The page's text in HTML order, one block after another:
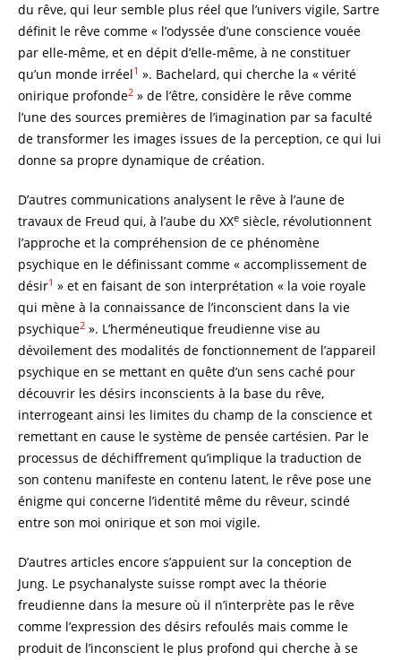
du rêve, qui leur semble plus réel que l’univers vigile, Sartre
définit le rêve comme « l’odyssée d’une conscience vouée
par elle-même, et en dépit d’elle-même, à ne constituer
qu’un monde irréel1 ». Bachelard, qui cherche la « vérité
onirique profonde2» de l’être, considère le rêve comme
l’une des sources premières de l’imagination par sa faculté
de transformer les images issues de la perception, ce qui lui
donne sa propre dynamique de création.
D’autres communications analysent le rêve à l’aune de
travaux de Freud qui, à l’aube du XXesiècle, révolutionnent
l’approche et la compréhension de ce phénomène
psychique en le définissant comme « accomplissement de
désir1 » et en faisant de son interprétation « la voie royale
qui mène à la connaissance de l’inconscient dans la vie
psychique2». L’herméneutique freudienne vise au
dévoilement des modalités de fonctionnement de l’appareil
psychique en se mettant en quête d’un sens caché pour
découvrir les désirs inconscients à la base du rêve,
interrogeant ainsi les limites du champ de la conscience et
remettant en cause le système de pensée cartésien. Par le
processus de déchiffrement qu’implique la traduction de
son contenu manifeste en contenu latent, le rêve pose une
énigme qui concerne l’identité même du rêveur, scindé
entre son moi onirique et son moi vigile.
D’autres articles encore s’appuient sur la conception de
Jung. Le psychanalyste suisse rompt avec la théorie
freudienne dans la mesure où il n’interprète pas le rêve
comme l’expression des désirs refoulés mais comme le
produit de l’inconscient le plus profond qui cherche à se